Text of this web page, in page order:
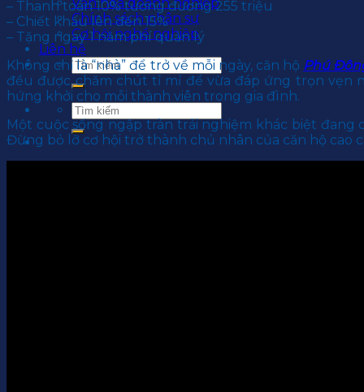
Chính sách nhân sự
Cơ hội nghề nghiệp
Liên hệ
– Thanh toán 10% tương đương 255 triệu
– Chiết khấu lên đến 15%
– Tặng ngay 1 năm phí quản lý
Không chỉ là “nhà” để trở về mỗi ngày, căn hộ Phú
đều được chăm chút tỉ mỉ để vừa đáp ứng trọn vẹn
hứng khởi cho mỗi thành viên trong gia đình.
Một cuộc sống ngập tràn trải nghiệm khác biệt đang
Đừng bỏ lỡ cơ hội trở thành chủ nhân của căn hộ cao